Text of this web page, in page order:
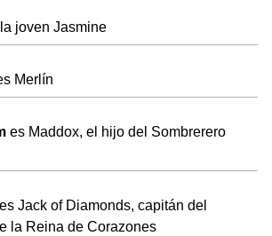
joven Jasmine
Merlín
es Maddox, el hijo del Sombrerero
es Jack of Diamonds, capitán del
la Reina de Corazones